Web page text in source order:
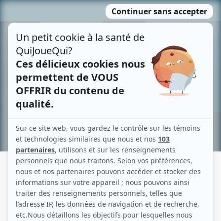
MENU
contenu
Recherche avancée »
FANNY ARCHAMBAULT
Liens
Fiche de Fanny Archambault sur Showbizz.net